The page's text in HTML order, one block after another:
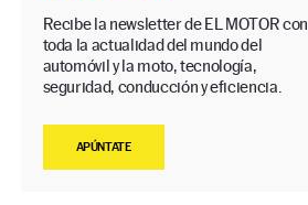
Recibe la newsletter de EL MOTOR con
toda la actualidad del mundo del
automóvil y la moto, tecnología,
seguridad, conducción y eficiencia.
APÚNTATE